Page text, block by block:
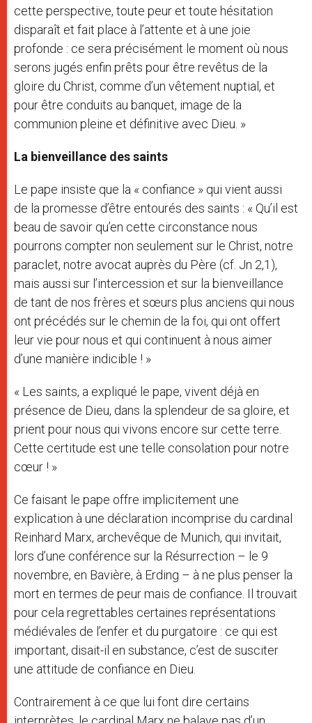
cette perspective, toute peur et toute hésitation
disparaît et fait place à l’attente et à une joie
profonde : ce sera précisément le moment où nous
serons jugés enfin prêts pour être revêtus de la
gloire du Christ, comme d’un vêtement nuptial, et
pour être conduits au banquet, image de la
communion pleine et définitive avec Dieu. »
La bienveillance des saints
Le pape insiste que la « confiance » qui vient aussi
de la promesse d’être entourés des saints : « Qu’il est
beau de savoir qu’en cette circonstance nous
pourrons compter non seulement sur le Christ, notre
paraclet, notre avocat auprès du Père (cf. Jn 2,1),
mais aussi sur l’intercession et sur la bienveillance
de tant de nos frères et sœurs plus anciens qui nous
ont précédés sur le chemin de la foi, qui ont offert
leur vie pour nous et qui continuent à nous aimer
d’une manière indicible ! »
« Les saints, a expliqué le pape, vivent déjà en
présence de Dieu, dans la splendeur de sa gloire, et
prient pour nous qui vivons encore sur cette terre.
Cette certitude est une telle consolation pour notre
cœur ! »
Ce faisant le pape offre implicitement une
explication à une déclaration incomprise du cardinal
Reinhard Marx, archevêque de Munich, qui invitait,
lors d’une conférence sur la Résurrection – le 9
novembre, en Bavière, à Erding – à ne plus penser la
mort en termes de peur mais de confiance. Il trouvait
pour cela regrettables certaines représentations
médiévales de l’enfer et du purgatoire : ce qui est
important, disait-il en substance, c’est de susciter
une attitude de confiance en Dieu.
Contrairement à ce que lui font dire certains